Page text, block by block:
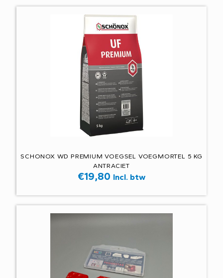
SCHONOX WD PREMIUM VOEGSEL VOEGMORTEL 5 KG
ANTRACIET
€19,80 Incl. btw